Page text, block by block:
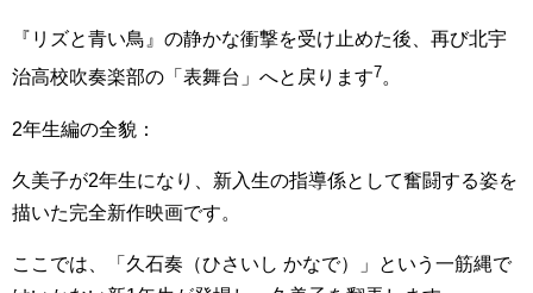
『リズと青い鳥』の静かな衝撃を受け止めた後、再び北宇
治高校吹奏楽部の「表舞台」へと戻ります7。
2年生編の全貌：
久美子が2年生になり、新入生の指導係として奮闘する姿を
描いた完全新作映画です。
ここでは、「久石奏（ひさいし かなで）」という一筋縄で